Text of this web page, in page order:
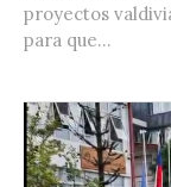
proyectos
para que...